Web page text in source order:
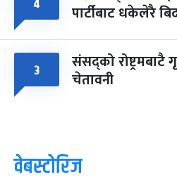
४ पार्टीबाट धकेलेरै
३ संसद्को रोष्ट्रमबाटै
चेतावनी
वेबस्टोरिज